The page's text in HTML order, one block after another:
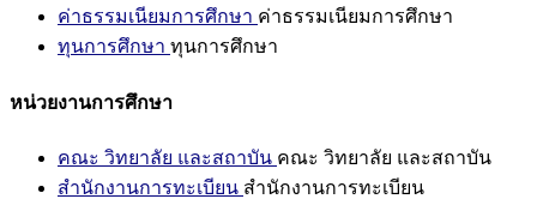
ค่าธรรมเนียมการศึกษา ค่าธรรมเนียมการศึกษา
ทุนการศึกษา ทุนการศึกษา
หน่วยงานการศึกษา
คณะ วิทยาลัย และสถาบัน คณะ วิทยาลัย และสถาบัน
สำนักงานการทะเบียน สำนักงานการทะเบียน